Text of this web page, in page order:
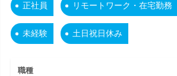
正社員 リモートワーク・在宅勤務
未経験 土日祝日休み
職種